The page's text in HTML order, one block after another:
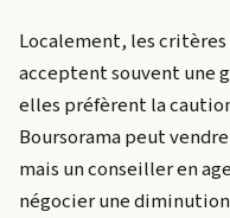
Localement, les critères
acceptent souvent une
elles préfèrent la
Boursorama peut
mais un conseiller en
négocier une diminution